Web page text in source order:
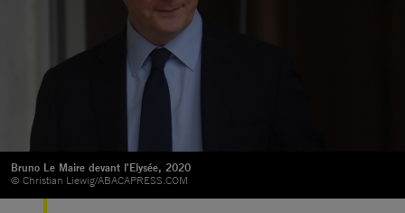
Bruno Le Maire devant l'Elysée, 2020
© Christian Liewig/ABACAPRESS.COM